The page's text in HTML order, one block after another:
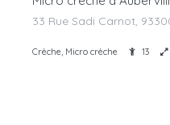
33 Rue Sadi Carnot,
Crèche, Micro crèche 13